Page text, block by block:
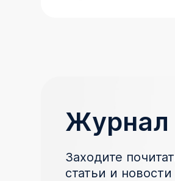
Журнал
Заходите
статьи и